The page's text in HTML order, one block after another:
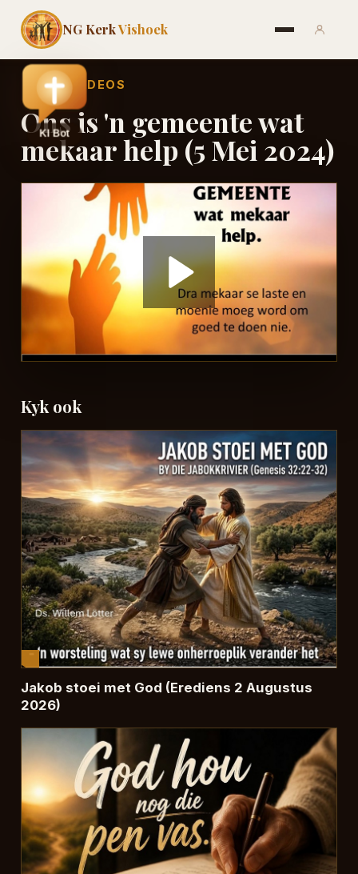
NG KerkVishoek
ALLE VIDEOS
Ons is 'n gemeente wat
mekaar help (5 Mei 2024)
Play
Video
Kyk ook
Jakob stoei met God (Erediens 2 Augustus
2026)